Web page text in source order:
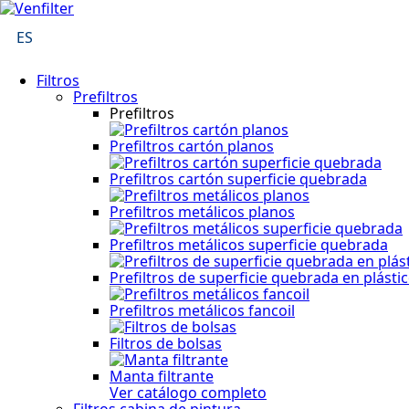
ES
Filtros
Prefiltros
Prefiltros
Prefiltros cartón planos
Prefiltros cartón superficie quebrada
Prefiltros metálicos planos
Prefiltros metálicos superficie quebrada
Prefiltros de superficie quebrada en
Prefiltros metálicos fancoil
Filtros de bolsas
Manta filtrante
Ver catálogo completo